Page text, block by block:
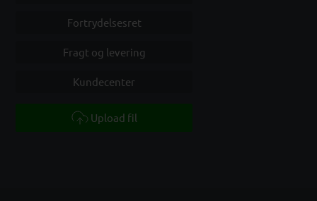
Fortrydelsesret
Fragt og levering
Kundecenter
Upload fil